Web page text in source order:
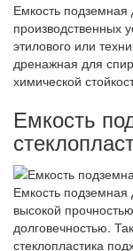
Емкость
производственных
этилового или
дренажная для
химической
Емкость
Емкость подземная
высокой
долговечностью.
стеклопластика